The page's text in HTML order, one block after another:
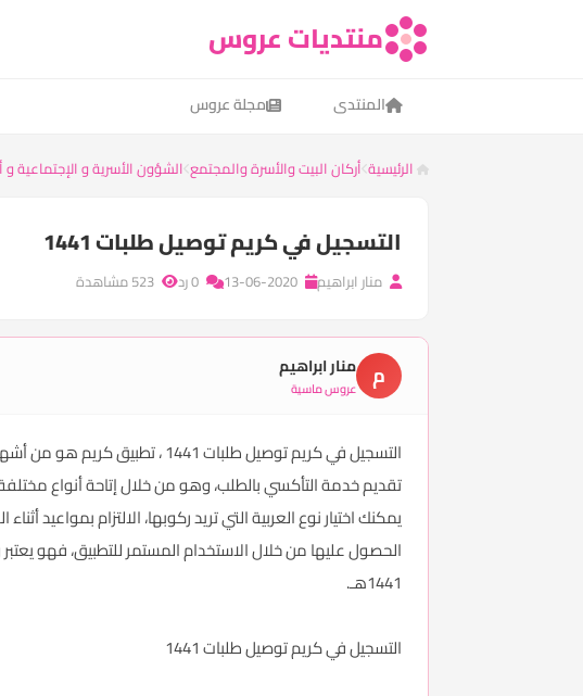
منتديات عروس
المنتدى مجلة عروس
الرئيسية أركان البيت والأسرة والمجتمع الشؤون الأسرية و الإجتماعية و
التسجيل في كريم توصيل طلبات 1441
منار ابراهيم
م منار ابراهيم
عروس ماسية
التسجيل في كريم توصيل طلبات
تقديم خدمة التأكسي بالطلب، وهو من خلال إتاحة أنواع
يمكنك اختيار نوع العربية التي تريد ركوبها، الالتزام بمواعيد
الحصول عليها من خلال الاستخدام المستمر للتطبيق، فهو
1441هـ.
التسجيل في كريم توصيل طلبات 1441